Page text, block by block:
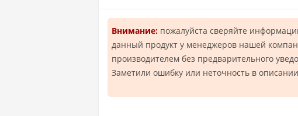
Внимание: пожалуйста сверяйте
данный продукт у менеджеров нашей
производителем без предварительного
Заметили ошибку или неточность в